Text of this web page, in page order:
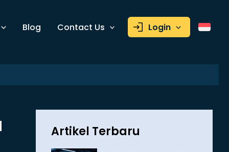
Blog Contact Us Login
Artikel Terbaru